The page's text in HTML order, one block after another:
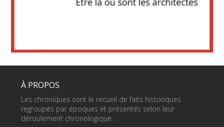
À PROPOS
Les chroniques sont le recueil de faits historiques
regroupés par époques et présentés selon leur
déroulement chronologique.